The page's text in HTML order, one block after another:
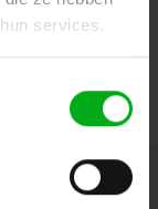
services.